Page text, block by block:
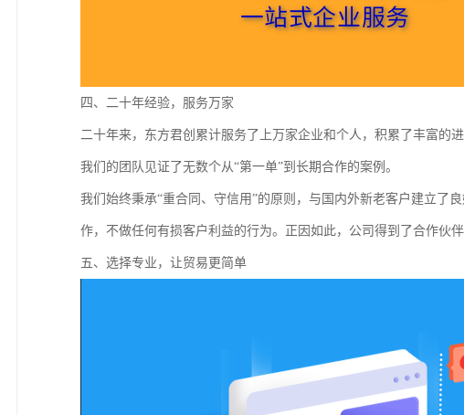
四、二十年经验，服务万家
二十年来，东方君创累计服务了上万家企业和个人，积累了丰富的
我们的团队见证了无数个从“第一单”到长期合作的案例。
我们始终秉承“重合同、守信用”的原则，与国内外新老客户建立了
作，不做任何有损客户利益的行为。正因如此，公司得到了合作伙
五、选择专业，让贸易更简单